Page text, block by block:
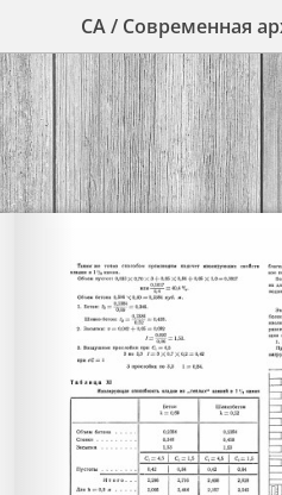
СА / Современная